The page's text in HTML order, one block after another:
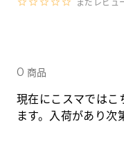
iPadから探す
にこスマについ
まだレビュ
0 商品
現在にこスマではこ
ます。入荷があり次